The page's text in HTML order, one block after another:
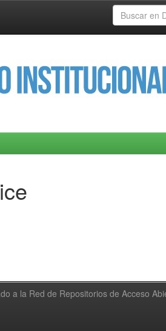
a la Red de Repositorios de Acceso